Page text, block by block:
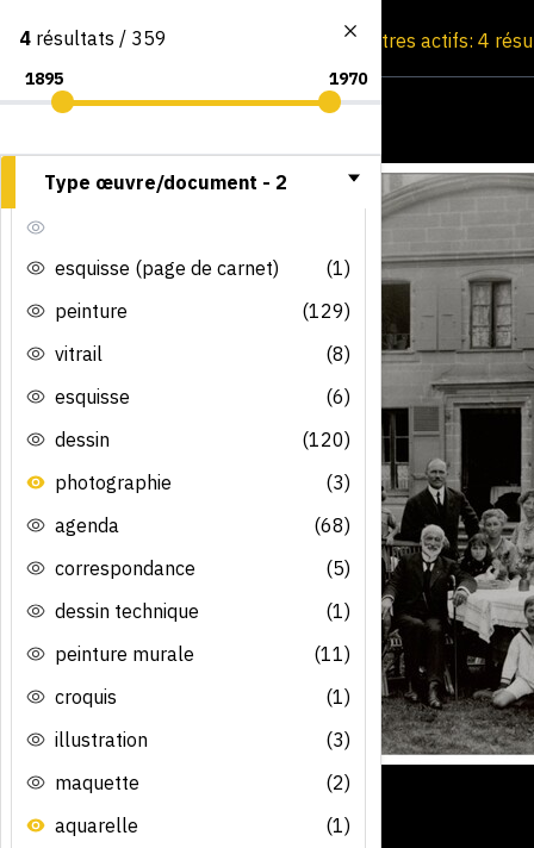
Consultation par image Filtres actifs: 4
4 résultats / 359
Type œuvre/document - 2
esquisse (page de carnet)
(1)
peinture
(129)
vitrail
(8)
esquisse
(6)
dessin
(120)
photographie
(3)
agenda
(68)
correspondance
(5)
dessin technique
(1)
peinture murale
(11)
croquis
(1)
illustration
(3)
maquette
(2)
aquarelle
(1)